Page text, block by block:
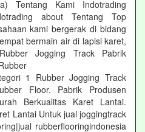
Tentang Kami Indotrading
about Tentang Top
kami bergerak di bidang
bermain air di lapisi karet,
Jogging Track Pabrik
1 Rubber Jogging Track
Floor. Pabrik Produsen
Berkualitas Karet Lantai.
Lantai Untuk jual joggingtrack
rubberflooringindonesia